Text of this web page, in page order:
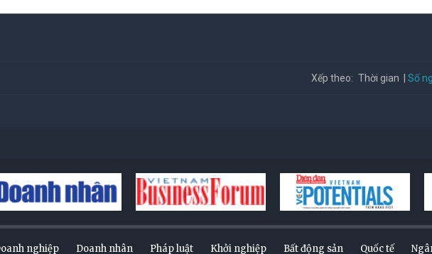
Xếp theo: Thời gian Số
nghiệp Doanh nhân Pháp luật Khởi nghiệp Bất động sản Quốc tế